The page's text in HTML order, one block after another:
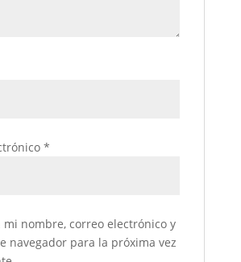
*
mi nombre, correo electrónico y
navegador para la próxima vez